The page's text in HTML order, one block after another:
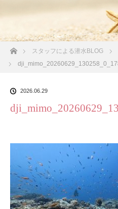
ホームスタッフによる潜水BLOG
2026.06.29